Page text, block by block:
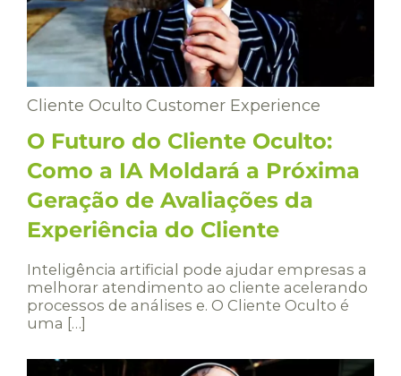
Cliente Oculto Customer Experience
O Futuro do Cliente Oculto:
Como a IA Moldará a Próxima
Geração de Avaliações da
Experiência do Cliente
Inteligência artificial pode ajudar empresas a
melhorar atendimento ao cliente acelerando
processos de análises e. O Cliente Oculto é
uma […]